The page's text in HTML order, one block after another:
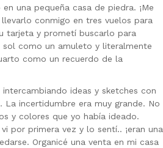
una pequeña casa de piedra. ¡Me
conmigo en tres vuelos para
tarjeta y prometí buscarlo para
sol como un amuleto y literalmente
como un recuerdo de la
ideas y sketches con
incertidumbre era muy grande. No
y colores que yo había ideado.
por primera vez y lo sentí.. ¡eran una
Organicé una venta en mi casa